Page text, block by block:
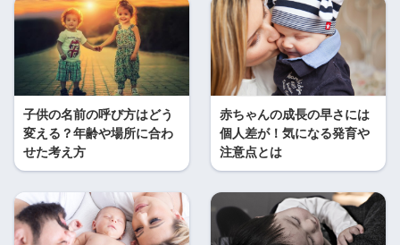
子供の名前の呼び方はどう
変える？年齢や場所に合わ
せた考え方
赤ちゃんの成長の早さには
個人差が！気になる発育や
注意点とは